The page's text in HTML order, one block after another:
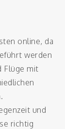
online, da
werden
Flüge mit
und
richtig